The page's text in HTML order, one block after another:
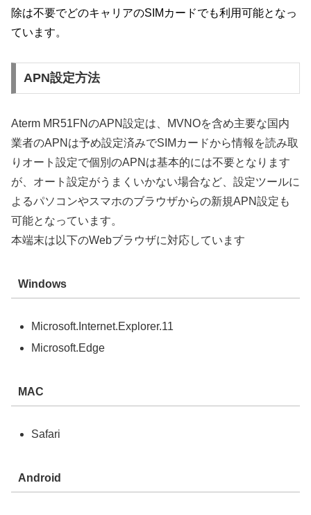
除は不要でどのキャリアのSIMカードでも利用可能となっ
ています。
APN設定方法
Aterm MR51FNのAPN設定は、MVNOを含め主要な国内
業者のAPNは予め設定済みでSIMカードから情報を読み取
りオート設定で個別のAPNは基本的には不要となります
が、オート設定がうまくいかない場合など、設定ツールに
よるパソコンやスマホのブラウザからの新規APN設定も
可能となっています。
本端末は以下のWebブラウザに対応しています
Windows
Microsoft.Internet.Explorer.11
Microsoft.Edge
MAC
Safari
Android